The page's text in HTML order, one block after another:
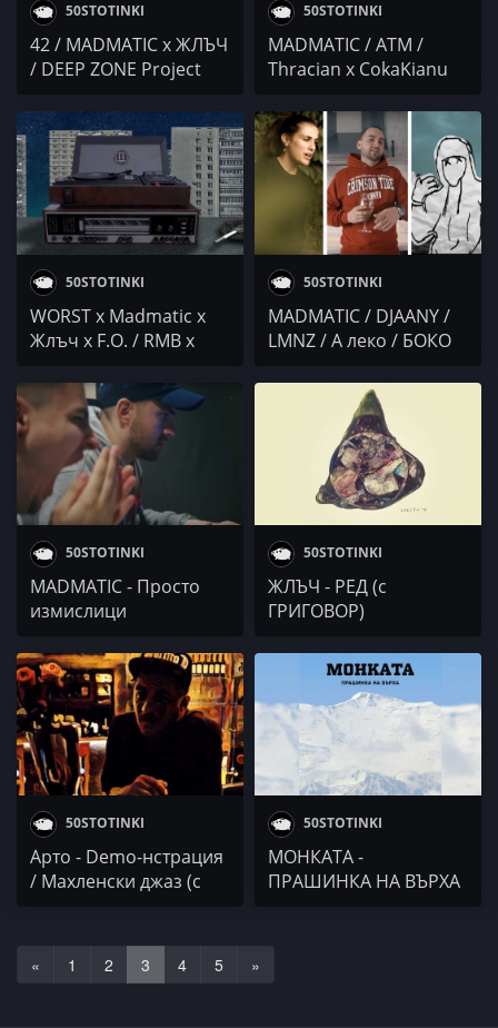
50STOTINKI
42 / MADMATIC x ЖЛЪЧ
/ DEEP ZONE Project
50STOTINKI
MADMATIC / ATM /
Thracian x CokaKianu
50STOTINKI
WORST x Madmatic x
Жлъч x F.O. / RMB x
4€F0 x GO$PODA
50STOTINKI
MADMATIC / DJAANY /
LMNZ / А леко / БОКО
50STOTINKI
MADMATIC - Просто
измислици
50STOTINKI
ЖЛЪЧ - РЕД (с
ГРИГОВОР)
50STOTINKI
Арто - Demo-нстрация
/ Махленски джаз (с
50STOTINKI
МОНКАТА -
ПРАШИНКА НА ВЪРХА
« 1 2 3 4 5 »